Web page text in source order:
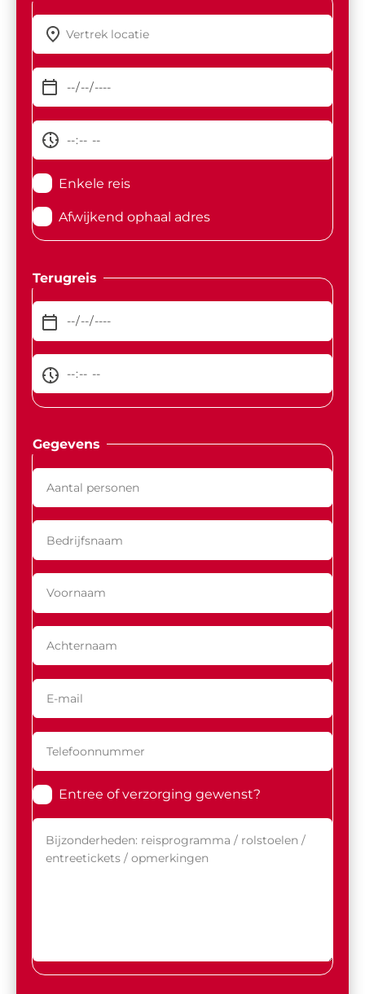
Enkele reis
Afwijkend ophaal adres
Terugreis
Gegevens
Entree of verzorging gewenst?